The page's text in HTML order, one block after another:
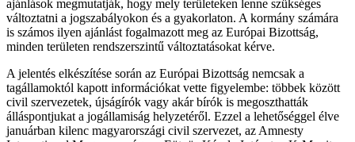
ajánlások megmutatják, hogy mely területeken lenne szükséges
változtatni a jogszabályokon és a gyakorlaton. A kormány számára
is számos ilyen ajánlást fogalmazott meg az Európai Bizottság,
minden területen rendszerszintű változtatásokat kérve.
A jelentés elkészítése során az Európai Bizottság nemcsak a
tagállamoktól kapott információkat vette figyelembe: többek között
civil szervezetek, újságírók vagy akár bírók is megoszthatták
álláspontjukat a jogállamiság helyzetéről. Ezzel a lehetőséggel élve
januárban kilenc magyarországi civil szervezet, az Amnesty